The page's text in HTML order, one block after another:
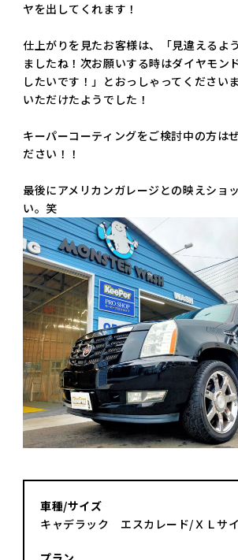
ヤを出してくれます！
仕上がりを見たお客様は、「見違えるよ
ましたね！次お願いする時はダイヤモン
したいです！」とおっしゃってください
いただけたようでした！
キーパーコーティングをご検討中の方は
ださい！！
最後にアメリカンガレージとの映えショ
い。笑
車種/サイズ
キャデラック エスカレード/ＸＬサ